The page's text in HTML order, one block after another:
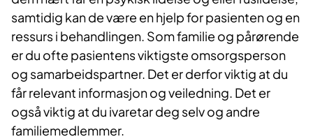
samtidig kan de være en hjelp for pasienten og en
ressurs i behandlingen. Som familie og pårørende
er du ofte pasientens viktigste omsorgsperson
og samarbeidspartner. Det er derfor viktig at du
får relevant informasjon og veiledning. Det er
også viktig at du ivaretar deg selv og andre
familiemedlemmer.